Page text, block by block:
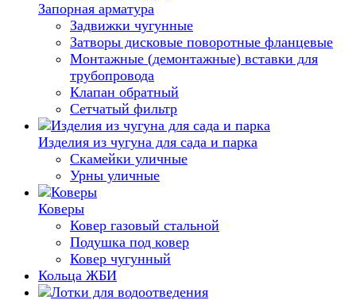
Запорная арматура
Задвижки чугунные
Затворы дисковые поворотные фланцевые
Монтажные (демонтажные) вставки для
трубопровода
Клапан обратный
Сетчатый фильтр
Изделия из чугуна для сада и парка
Скамейки уличные
Урны уличные
Коверы
Ковер газовый стальной
Подушка под ковер
Ковер чугунный
Кольца ЖБИ